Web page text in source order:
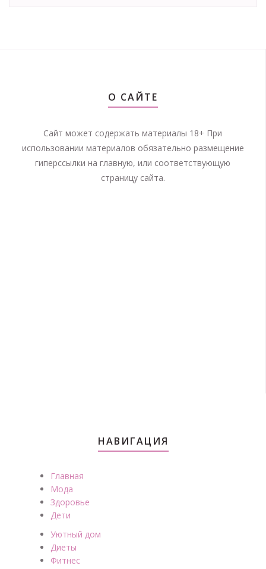
О САЙТЕ
Сайт может содержать материалы 18+ При
использовании материалов обязательно размещение
гиперссылки на главную, или соответствующую
страницу сайта.
НАВИГАЦИЯ
Главная
Мода
Здоровье
Дети
Уютный дом
Диеты
Фитнес